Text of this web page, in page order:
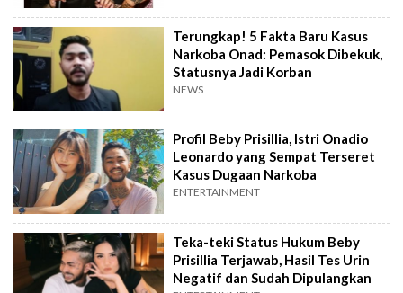
Terungkap! 5 Fakta Baru Kasus
Narkoba Onad: Pemasok Dibekuk,
Statusnya Jadi Korban
NEWS
Profil Beby Prisillia, Istri Onadio
Leonardo yang Sempat Terseret
Kasus Dugaan Narkoba
ENTERTAINMENT
Teka-teki Status Hukum Beby
Prisillia Terjawab, Hasil Tes Urin
Negatif dan Sudah Dipulangkan